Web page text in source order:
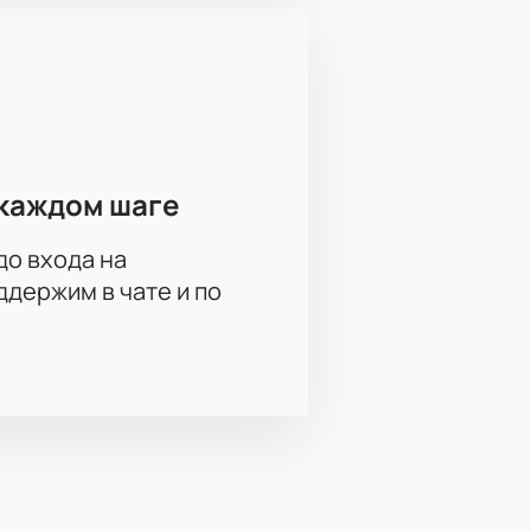
по контактам сайта.
подбор мест,
Для подробной информации
Давыдов, Марина Доможирова,
Коняшкина, Павел
шаге
входа на
в чате и по